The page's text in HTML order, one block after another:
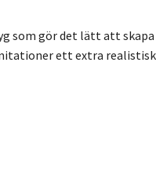
som gör det lätt att
ett extra